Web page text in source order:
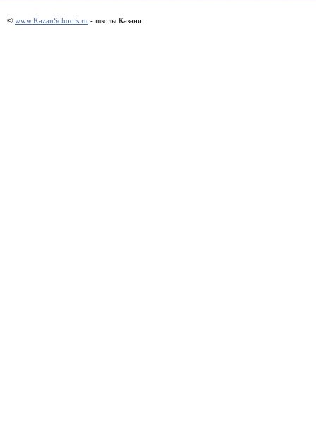
© www.KazanSchools.ru - школы Казани